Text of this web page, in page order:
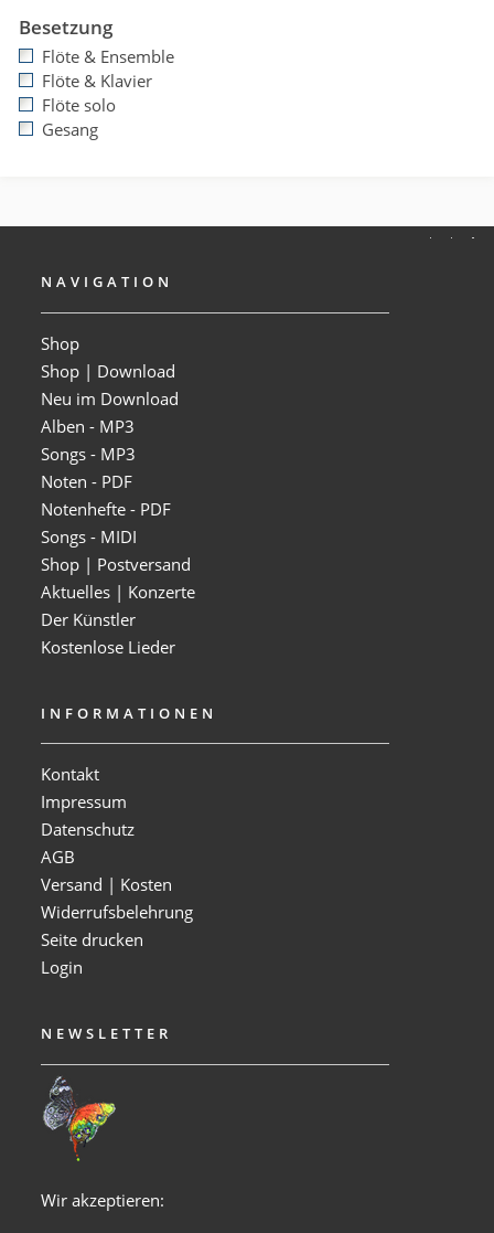
Besetzung
Flöte & Ensemble
Flöte & Klavier
Flöte solo
Gesang
NAVIGATION
Shop
Shop | Download
Neu im Download
Alben - MP3
Songs - MP3
Noten - PDF
Notenhefte - PDF
Songs - MIDI
Shop | Postversand
Aktuelles | Konzerte
Der Künstler
Kostenlose Lieder
INFORMATIONEN
Kontakt
Impressum
Datenschutz
AGB
Versand | Kosten
Widerrufsbelehrung
Seite drucken
Login
NEWSLETTER
Wir akzeptieren: